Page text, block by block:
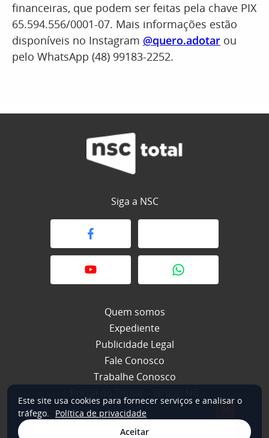
financeiras, que podem ser feitas pela chave PIX
65.594.556/0001-07. Mais informações estão
disponíveis no Instagram @quero.adotar ou
pelo WhatsApp (48) 99183-2252.
Siga a NSC
Quem somos
Expediente
Publicidade Legal
Fale Conosco
Trabalhe Conosco
Este site usa cookies para fornecer serviços e analisar o
tráfego.
Política de privacidade
Aceitar